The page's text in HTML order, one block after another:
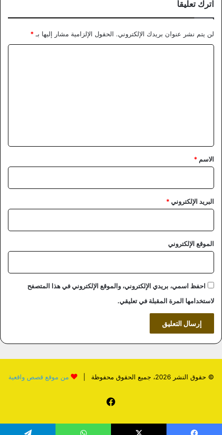
اترك تعليقاً
لن يتم نشر عنوان بريدك الإلكتروني. الحقول الإلزامية مشار إليها بـ *
*
الاسم *
البريد الإلكتروني*
الموقع الإلكتروني
احفظ اسمي، بريدي الإلكتروني، والموقع الإلكتروني في هذا المتصفح
لاستخدامها المرة المقبلة في تعليقي.
© حقوق النشر 2026، جميع الحقوق محفوظة | من موقع قصص واقعية